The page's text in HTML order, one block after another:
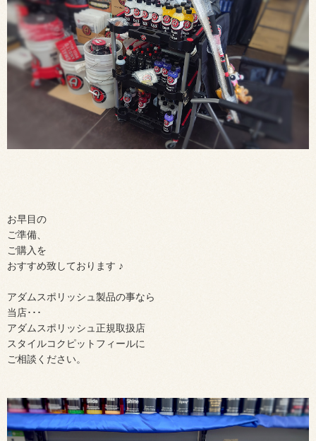
お早目の
ご準備、
ご購入を
おすすめ致しております ♪
アダムスポリッシュ製品の事なら
当店･･･
アダムスポリッシュ正規取扱店
スタイルコクピットフィールに
ご相談ください。